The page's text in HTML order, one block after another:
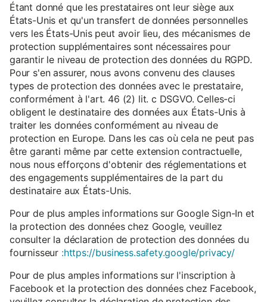
Étant donné que les prestataires ont leur siège aux
États-Unis et qu'un transfert de données personnelles
vers les États-Unis peut avoir lieu, des mécanismes de
protection supplémentaires sont nécessaires pour
garantir le niveau de protection des données du RGPD.
Pour s'en assurer, nous avons convenu des clauses
types de protection des données avec le prestataire,
conformément à l'art. 46 (2) lit. c DSGVO. Celles-ci
obligent le destinataire des données aux États-Unis à
traiter les données conformément au niveau de
protection en Europe. Dans les cas où cela ne peut pas
être garanti même par cette extension contractuelle,
nous nous efforçons d'obtenir des réglementations et
des engagements supplémentaires de la part du
destinataire aux États-Unis.
Pour de plus amples informations sur Google Sign-In et
la protection des données chez Google, veuillez
consulter la déclaration de protection des données du
fournisseur :https://business.safety.google/privacy/
Pour de plus amples informations sur l'inscription à
Facebook et la protection des données chez Facebook,